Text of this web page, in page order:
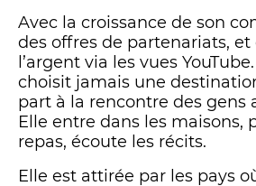
Avec la croissance de son
des offres de partenariats, et
l’argent via les vues
choisit jamais une
part à la rencontre des gens
Elle entre dans les maisons,
repas, écoute les récits.
Elle est attirée par les pays